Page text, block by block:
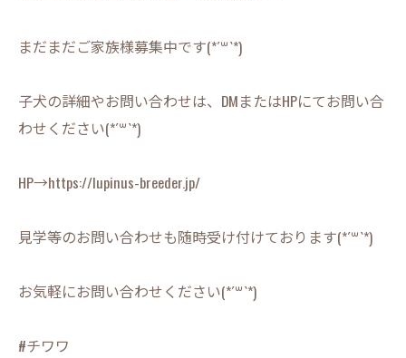
まだまだご家族様募集中です(*´꒳`*)
子犬の詳細やお問い合わせは、DMまたはHPにてお問い合
わせください(*´꒳`*)
HP→https://lupinus-breeder.jp/
見学等のお問い合わせも随時受け付けております(*´꒳`*)
お気軽にお問い合わせください(*´꒳`*)
#チワワ